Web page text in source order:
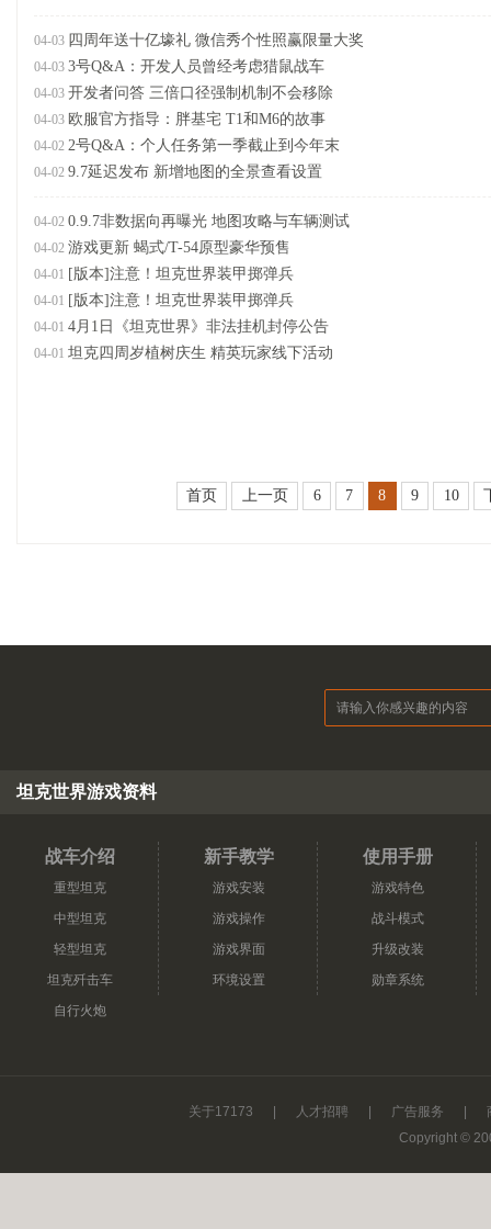
04-03 四周年送十亿壕礼 微信秀个性照赢限量大奖
04-03 3号Q&A：开发人员曾经考虑猎鼠战车
04-03 开发者问答 三倍口径强制机制不会移除
04-03 欧服官方指导：胖基宅 T1和M6的故事
04-02 2号Q&A：个人任务第一季截止到今年末
04-02 9.7延迟发布 新增地图的全景查看设置
04-02 0.9.7非数据向再曝光 地图攻略与车辆测试
04-02 游戏更新 蝎式/T-54原型豪华预售
04-01 [版本]注意！坦克世界装甲掷弹兵
04-01 [版本]注意！坦克世界装甲掷弹兵
04-01 4月1日《坦克世界》非法挂机封停公告
04-01 坦克四周岁植树庆生 精英玩家线下活动
首页 上一页 6 7 8 9 10
坦克世界游戏资料
战车介绍
重型坦克
中型坦克
轻型坦克
坦克歼击车
自行火炮
新手教学
游戏安装
游戏操作
游戏界面
环境设置
使用手册
游戏特色
战斗模式
升级改装
勋章系统
关于17173 人才招聘 广告服务
Copyright ©